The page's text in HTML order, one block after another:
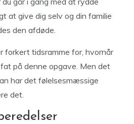
at give dig selv og din familie
den afdøde.
forkert tidsramme for, hvornår
på denne opgave. Men det
har det følelsesmæssige
det.